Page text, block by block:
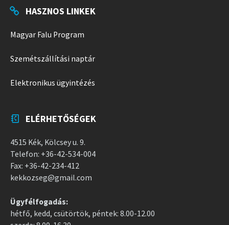
HASZNOS LINKEK
Magyar Falu Program
Szemétszállítási naptár
Elektronikus ügyintézés
ELÉRHETŐSÉGEK
4515 Kék, Kölcsey u. 9.
Telefon: +36-42-534-004
Fax: +36-42-234-412
kekkozseg@gmail.com
Ügyfélfogadás:
hétfő, kedd, csütörtök, péntek: 8.00-12.00